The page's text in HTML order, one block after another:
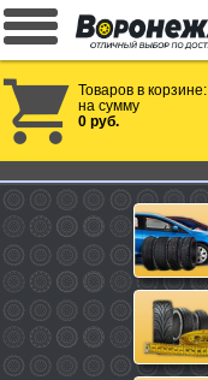
Товаров в корзине:
на сумму
0 руб.